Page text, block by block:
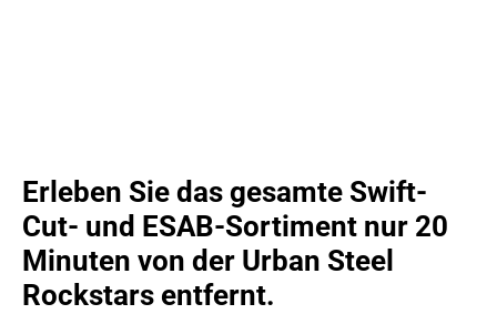
Erleben Sie das gesamte Swift-
Cut- und ESAB-Sortiment nur 20
Minuten von der Urban Steel
Rockstars entfernt.